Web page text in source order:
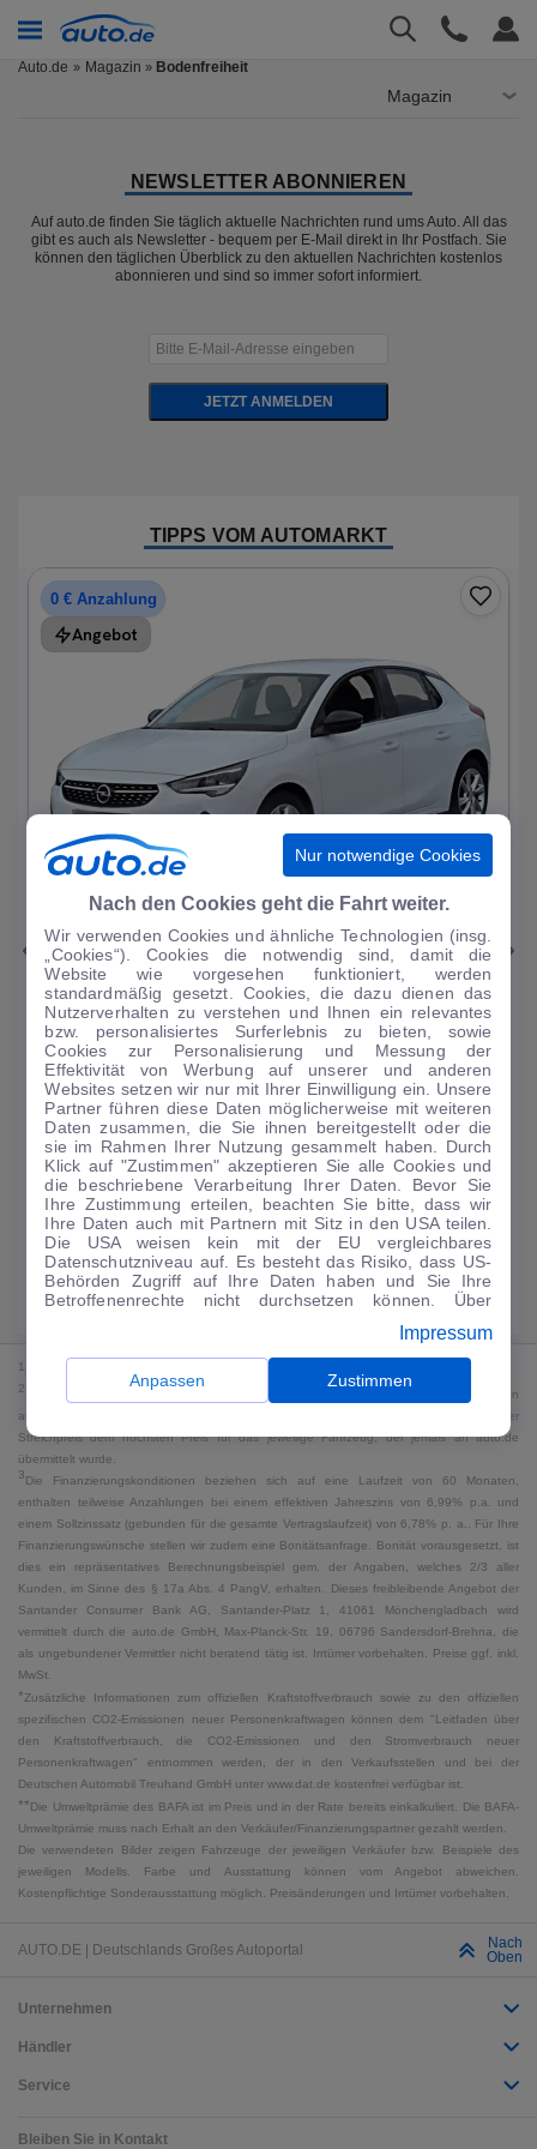
Auto.de Magazin » Bodenfreiheit
Magazin
NEWSLETTER ABONNIEREN
Auf auto.de finden Sie täglich aktuelle Nachrichten rund ums Auto. All das
gibt es auch als Newsletter - bequem per E-Mail direkt in Ihr Postfach. Sie
können den täglichen Überblick zu den aktuellen Nachrichten kostenlos
abonnieren und sind so immer sofort informiert.
JETZT ANMELDEN
TIPPS VOM AUTOMARKT
0 € Anzahlung
Angebot
|19
Opel Corsa
Elegance 1.2T*Autom LED R-Kam Tempo Blueto...
33.297 km· 07/2023· Benzin·Automatik
Finanzierung Kaufen
134€/mtl.
Guter Preis4
0 € Anzahlung ·60 Monate ·Finanzierungs-Details
Angebot anfragen Rate anpassen
Kraftstoffverbrauch komb. 5,4 l/100 km · CO₂-Emissionen komb. 123 g/km
· CO₂-Klasse D · WLTP*
1
2 Bei dem Streichpreis handelt es sich für Neufahrzeuge und junge Gebrauchte um den
an auto.de übermittelten Listenpreis. Für alle anderen Fahrzeuge entspricht der
Streichpreis dem höchsten Preis für das jeweilige Fahrzeug, der jemals an auto.de
übermittelt wurde.
3Die Finanzierungskonditionen beziehen sich auf eine Laufzeit von 60 Monaten,
enthalten teilweise Anzahlungen bei einem effektiven Jahreszins von 6,99% p.a. und
einem Sollzinssatz (gebunden für die gesamte Vertragslaufzeit) von 6,78% p. a.. Für Ihre
Finanzierungswünsche stellen wir zudem eine Bonitätsanfrage. Bonität vorausgesetzt, ist
dies ein repräsentatives Berechnungsbeispiel gem. der Angaben, welches 2/3 aller
Kunden, im Sinne des § 17a Abs. 4 PangV, erhalten. Dieses freibleibende Angebot der
Santander Consumer Bank AG, Santander-Platz 1, 41061 Mönchengladbach wird
vermittelt durch die auto.de GmbH, Max-Planck-Str. 19, 06796 Sandersdorf-Brehna, die
als ungebundener Vermittler nicht beratend tätig ist. Irrtümer vorbehalten. Preise ggf. inkl.
MwSt.
*Zusätzliche Informationen zum offiziellen Kraftstoffverbrauch sowie zu den offiziellen
spezifischen CO2-Emissionen neuer Personenkraftwagen können dem "Leitfaden über
den Kraftstoffverbrauch, die CO2-Emissionen und den Stromverbrauch neuer
Personenkraftwagen" entnommen werden, der in den Verkaufsstellen und bei der
Deutschen Automobil Treuhand GmbH unter www.dat.de kostenfrei verfügbar ist.
**Die Umweltprämie des BAFA ist im Preis und in der Rate bereits einkalkuliert. Die BAFA-
Umweltprämie muss nach Erhalt an den Verkäufer/Finanzierungspartner gezahlt werden.
Die verwendeten Bilder zeigen Fahrzeuge der jeweiligen Verkäufer bzw. Beispiele des
jeweiligen Modells. Farbe und Ausstattung können vom Angebot abweichen.
Kostenpflichtige Sonderausstattung möglich. Preisänderungen und Irrtümer vorbehalten.
AUTO.DE | Deutschlands Großes Autoportal
Nach
Oben
Unternehmen
Händler
Service
Bleiben Sie in Kontakt
Nur notwendige Cookies
Nach den Cookies geht die Fahrt weiter.
Wir verwenden Cookies und ähnliche Technologien (insg.
„Cookies“). Cookies die notwendig sind, damit die
Website wie vorgesehen funktioniert, werden
standardmäßig gesetzt. Cookies, die dazu dienen das
Nutzerverhalten zu verstehen und Ihnen ein relevantes
bzw. personalisiertes Surferlebnis zu bieten, sowie
Cookies zur Personalisierung und Messung der
Effektivität von Werbung auf unserer und anderen
Websites setzen wir nur mit Ihrer Einwilligung ein. Unsere
Partner führen diese Daten möglicherweise mit weiteren
Daten zusammen, die Sie ihnen bereitgestellt oder die
sie im Rahmen Ihrer Nutzung gesammelt haben. Durch
Klick auf "Zustimmen" akzeptieren Sie alle Cookies und
die beschriebene Verarbeitung Ihrer Daten. Bevor Sie
Ihre Zustimmung erteilen, beachten Sie bitte, dass wir
Ihre Daten auch mit Partnern mit Sitz in den USA teilen.
Die USA weisen kein mit der EU vergleichbares
Datenschutzniveau auf. Es besteht das Risiko, dass US-
Behörden Zugriff auf Ihre Daten haben und Sie Ihre
Betroffenenrechte nicht durchsetzen können. Über
anpassen. Dies ist auch später jederzeit im Bereich
Cookie-Richtliniemöglich. Weitere Informationen finden
Sie in unsererDatenschutzerklärung .
Impressum
Anpassen Zustimmen